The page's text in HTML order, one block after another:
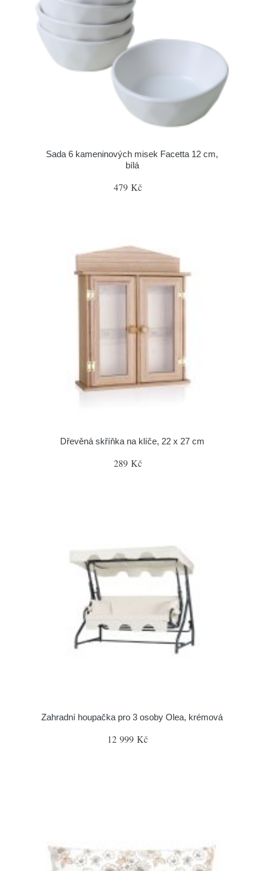
Sada 6 kameninových misek Facetta 12 cm,
bílá
479 Kč
Dřevěná skříňka na klíče, 22 x 27 cm
289 Kč
Zahradní houpačka pro 3 osoby Olea, krémová
12 999 Kč